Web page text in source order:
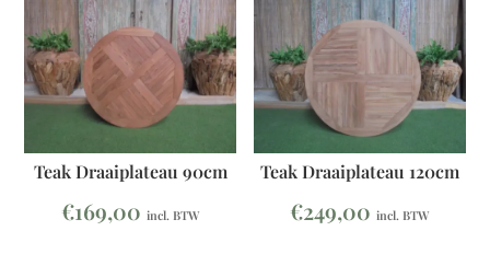
Teak Draaiplateau 90cm
€169,00 incl. BTW
Teak Draaiplateau 120cm
€249,00 incl. BTW